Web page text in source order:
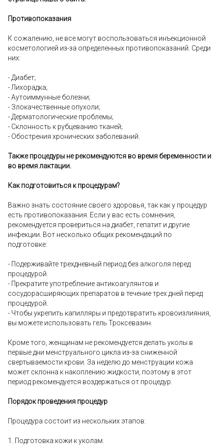
Противопоказания
К сожалению, не все могут воспользоваться инъекционной
косметологией из-за определенных противопоказаний. Среди
них:
- Диабет;
- Лихорадка;
- Аутоиммунные болезни;
- Злокачественные опухоли;
- Дерматологические проблемы;
- Склонность к рубцеванию тканей;
- Обострения хронических заболеваний.
Также процедуры не рекомендуются во время беременности и
во время лактации.
Как подготовиться к процедурам?
Важно знать состояние своего здоровья, так как у процедур
есть противопоказания. Если у вас есть сомнения,
рекомендуется провериться на диабет, гепатит и другие
инфекции. Вот несколько общих рекомендаций по
подготовке:
- Подерживайте трехдневный период без алкоголя перед
процедурой.
- Прекратите употребление антикоагулянтов и
сосудорасширяющих препаратов в течение трех дней перед
процедурой.
- Чтобы укрепить капилляры и предотвратить кровоизлияния,
вы можете использовать гель Троксевазин.
Кроме того, женщинам не рекомендуется делать уколы в
первые дни менструального цикла из-за сниженной
свертываемости крови. За неделю до менструации кожа
может склонна к накоплению жидкости, поэтому в этот
период рекомендуется воздержаться от процедур.
Порядок проведения процедур
Процедура состоит из нескольких этапов:
1. Подготовка кожи к уколам.